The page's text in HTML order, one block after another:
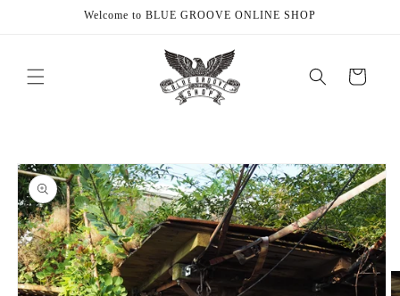
Welcome to BLUE GROOVE ONLINE SHOP
Cart
product
information